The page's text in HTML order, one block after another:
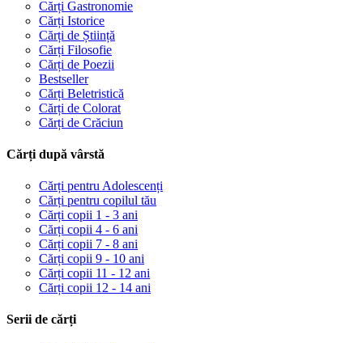
Cărți Gastronomie
Cărți Istorice
Cărți de Știință
Cărți Filosofie
Cărți de Poezii
Bestseller
Cărți Beletristică
Cărți de Colorat
Cărți de Crăciun
Cărți după vârstă
Cărți pentru Adolescenți
Cărți pentru copilul tău
Cărți copii 1 - 3 ani
Cărți copii 4 - 6 ani
Cărți copii 7 - 8 ani
Cărți copii 9 - 10 ani
Cărți copii 11 - 12 ani
Cărți copii 12 - 14 ani
Serii de cărți